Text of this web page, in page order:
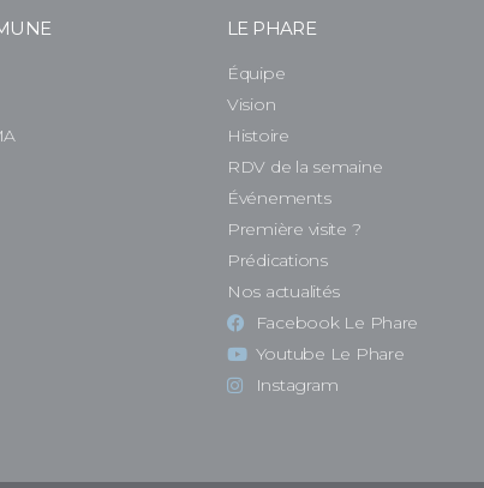
LE PHARE
Équipe
Vision
Histoire
RDV de la semaine
Événements
Première visite ?
Prédications
Nos actualités
Facebook Le Phare
Youtube Le Phare
Instagram